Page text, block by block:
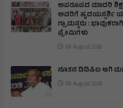
ಅಪರೂಪದ ಮಾದರಿ
ಅವರಿಗೆ ಹೃದಯಸ್ಪರ್ಶಿ
ಗ್ರಾಮಸ್ಥರು :
ಪ್ರೇಮಿಗಳು
08 August 2026
ನೂತನ ಡಿಡಿಪಿಐ ಆಗಿ
08 August 2026